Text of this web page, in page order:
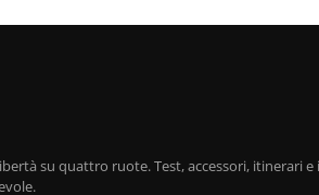
su quattro ruote. Test, accessori, itinerari e